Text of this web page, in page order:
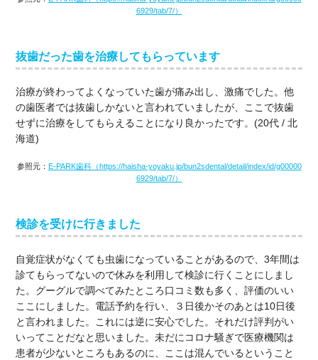
6929/tab/7/）
抜歯だった歯を治療してもらっています
治療が終わってよくなっていた歯が痛み出し、激痛でした。他
の歯医者では抜歯しかないと言われていましたが、ここで抜歯
せずに治療をしてもらえることになり良かったです。(20代 / 北
海道)
参照元： E-PARK歯科（https://haisha-yoyaku.jp/bun2sdental/detail/index/id/g00000
6929/tab/7/）
検診を受けに行きました
自覚症状がなくても虫歯になっていることがあるので、3年間は
診てもらってないので休みを利用して検診に行くことにしまし
た。グーグルで調べてみたところ口コミ数も多く、評価のいい
ここにしました。電話予約を行い、３日後かそのあとは10日後
と言われました。これには逆に安心でした。それだけ評判がい
いってことだなと思いました。未だにコロナ騒ぎで医療機関は
患者が少ないところもあるのに、ここは混んでいるということ